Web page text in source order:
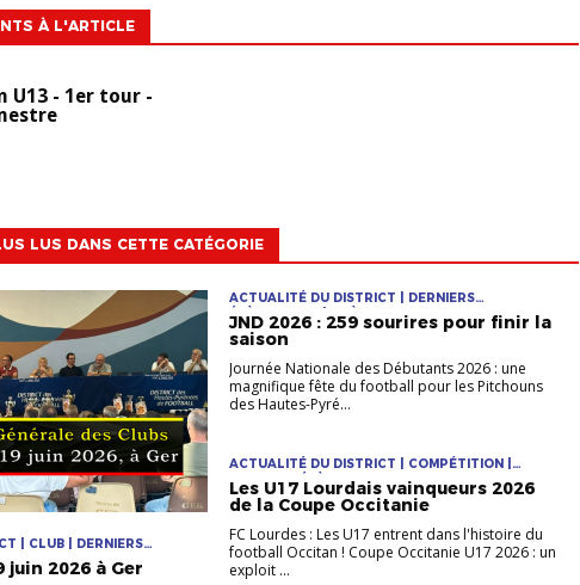
À L'ARTICLE
U13 - 1er tour -
LUS DANS CETTE CATÉGORIE
| CLUB | DERNIERS
2026 à Ger
ACTUALITÉ DU DISTRICT | DERNIERS
ÉVÈNEMENTS | TRÈS JEUNES
JND 2026 : 259 sourires pour finir la
saison
Journée Nationale des Débutants 2026 : une
magnifique fête du football pour les Pitchouns
des Hautes-Pyré...
ACTUALITÉ DU DISTRICT | COMPÉTITION |
DERNIERS ÉVÈNEMENTS
Les U17 Lourdais vainqueurs 2026
de la Coupe Occitanie
FC Lourdes : Les U17 entrent dans l'histoire du
football Occitan ! Coupe Occitanie U17 2026 : un
exploit ...